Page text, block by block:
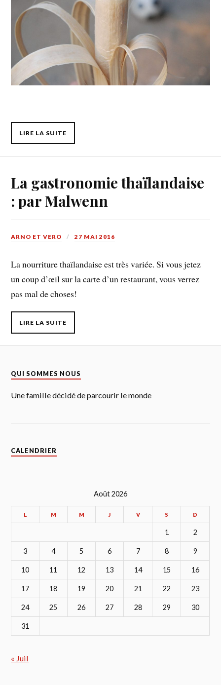
LIRE LA SUITE
La gastronomie thaïlandaise
: par Malwenn
ARNO ET VERO 27 MAI 2016
La nourriture thaïlandaise est très variée. Si vous jetez
un coup d’œil sur la carte d’un restaurant, vous verrez
pas mal de choses!
LIRE LA SUITE
QUI SOMMES NOUS
Une famille décidé de parcourir le monde
CALENDRIER
Août 2026
L M M J V S D
1 2
3 4 5 6 7 8 9
10 11 12 13 14 15 16
17 18 19 20 21 22 23
24 25 26 27 28 29 30
31
« Juil